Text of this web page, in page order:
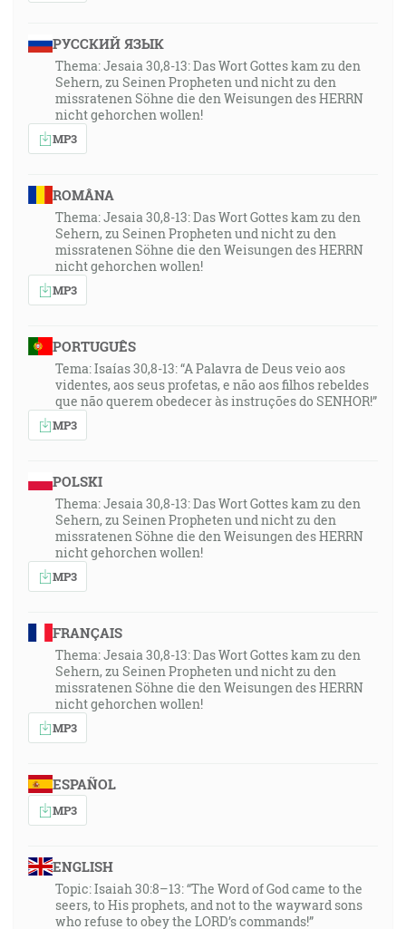
РУССКИЙ ЯЗЫК
Thema: Jesaia 30,8-13: Das Wort Gottes kam zu den
Sehern, zu Seinen Propheten und nicht zu den
missratenen Söhne die den Weisungen des HERRN
nicht gehorchen wollen!
MP3
ROMÂNA
Thema: Jesaia 30,8-13: Das Wort Gottes kam zu den
Sehern, zu Seinen Propheten und nicht zu den
missratenen Söhne die den Weisungen des HERRN
nicht gehorchen wollen!
MP3
PORTUGUÊS
Tema: Isaías 30,8-13: “A Palavra de Deus veio aos
videntes, aos seus profetas, e não aos filhos rebeldes
que não querem obedecer às instruções do SENHOR!”
MP3
POLSKI
Thema: Jesaia 30,8-13: Das Wort Gottes kam zu den
Sehern, zu Seinen Propheten und nicht zu den
missratenen Söhne die den Weisungen des HERRN
nicht gehorchen wollen!
MP3
FRANÇAIS
Thema: Jesaia 30,8-13: Das Wort Gottes kam zu den
Sehern, zu Seinen Propheten und nicht zu den
missratenen Söhne die den Weisungen des HERRN
nicht gehorchen wollen!
MP3
ESPAÑOL
MP3
ENGLISH
Topic: Isaiah 30:8–13: “The Word of God came to the
seers, to His prophets, and not to the wayward sons
who refuse to obey the LORD’s commands!”